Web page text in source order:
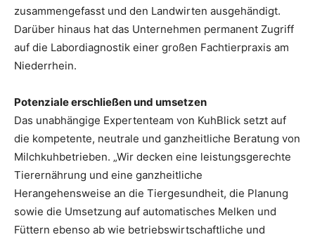
zusammengefasst und den Landwirten ausgehändigt.
Darüber hinaus hat das Unternehmen permanent Zugriff
auf die Labordiagnostik einer großen Fachtierpraxis am
Niederrhein.
Potenziale erschließen und umsetzen
Das unabhängige Expertenteam von KuhBlick setzt auf
die kompetente, neutrale und ganzheitliche Beratung von
Milchkuhbetrieben. „Wir decken eine leistungsgerechte
Tierernährung und eine ganzheitliche
Herangehensweise an die Tiergesundheit, die Planung
sowie die Umsetzung auf automatisches Melken und
Füttern ebenso ab wie betriebswirtschaftliche und